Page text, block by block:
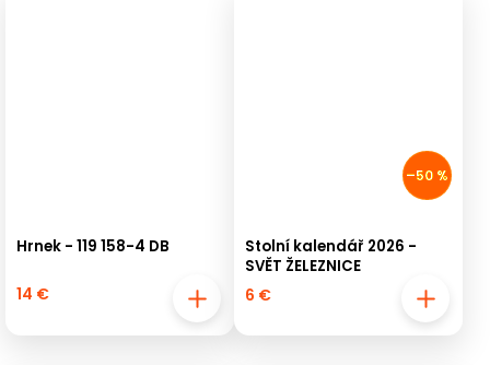
Hrnek - 119 158-4 DB
14 €
–50 %
Stolní kalendář 2026 -
SVĚT ŽELEZNICE
6 €